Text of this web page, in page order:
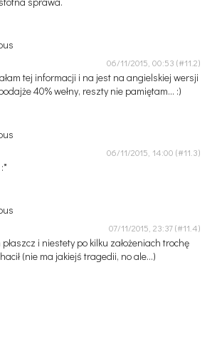
06/11/2015, 00:53
tej informacji i na jest na angielskiej wersji
40% wełny, reszty nie pamiętam... :)
06/11/2015, 14:00
07/11/2015, 23:37
i niestety po kilku założeniach trochę
(nie ma jakiejś tragedii, no ale...)